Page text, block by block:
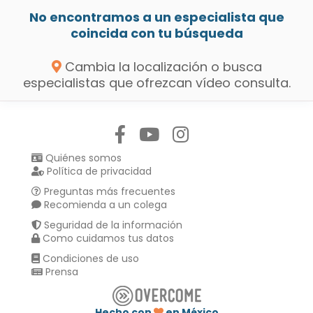
No encontramos a un especialista que
coincida con tu búsqueda
Cambia la localización o busca
especialistas que ofrezcan vídeo consulta.
Quiénes somos
Política de privacidad
Preguntas más frecuentes
Recomienda a un colega
Seguridad de la información
Como cuidamos tus datos
Condiciones de uso
Prensa